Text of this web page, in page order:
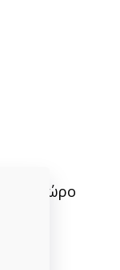
στο χώρο